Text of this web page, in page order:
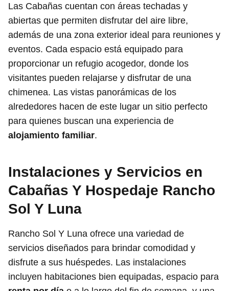
Las Cabañas cuentan con áreas techadas y
abiertas que permiten disfrutar del aire libre,
además de una zona exterior ideal para reuniones y
eventos. Cada espacio está equipado para
proporcionar un refugio acogedor, donde los
visitantes pueden relajarse y disfrutar de una
chimenea. Las vistas panorámicas de los
alrededores hacen de este lugar un sitio perfecto
para quienes buscan una experiencia de
alojamiento familiar.
Instalaciones y Servicios en
Cabañas Y Hospedaje Rancho
Sol Y Luna
Rancho Sol Y Luna ofrece una variedad de
servicios diseñados para brindar comodidad y
disfrute a sus huéspedes. Las instalaciones
incluyen habitaciones bien equipadas, espacio para